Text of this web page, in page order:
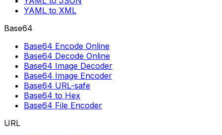
YAML to XML
Base64
Base64 Encode Online
Base64 Decode Online
Base64 Image Decoder
Base64 Image Encoder
Base64 URL-safe
Base64 to Hex
Base64 File Encoder
URL